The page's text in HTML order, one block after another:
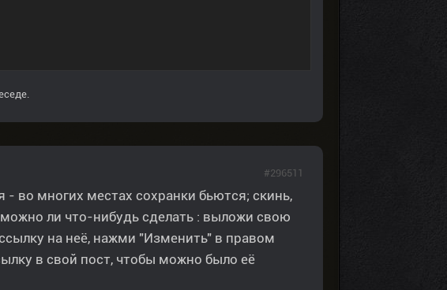
во многих местах сохранки бьются; скинь,
ли что-нибудь сделать : выложи свою
на неё, нажми "Изменить" в правом
в свой пост, чтобы можно было её
#296511